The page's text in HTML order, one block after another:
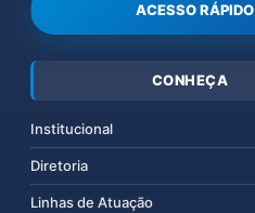
ACESSO RÁPIDO
CONHEÇA
Institucional
Diretoria
Linhas de Atuação